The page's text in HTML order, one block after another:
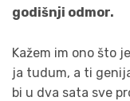
godišnji odmor.
Kažem im ono što
ja tudum, a ti
bi u dva sata sve